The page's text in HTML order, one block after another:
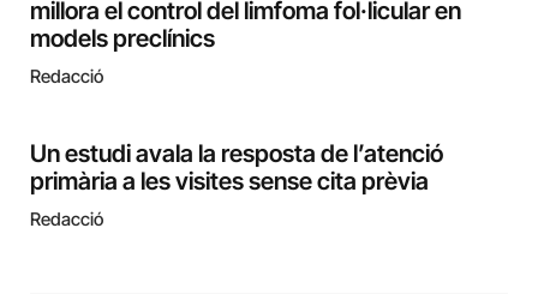
millora el control del limfoma fol·licular en
models preclínics
Redacció
Un estudi avala la resposta de l’atenció
primària a les visites sense cita prèvia
Redacció